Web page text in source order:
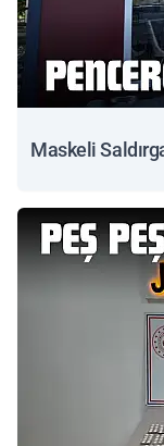
Maskeli